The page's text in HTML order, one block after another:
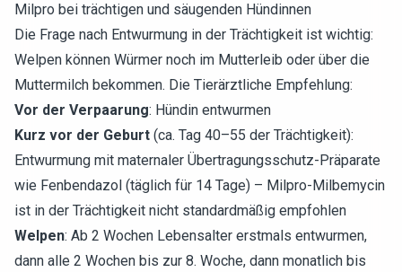
Milpro bei trächtigen und säugenden Hündinnen
Die Frage nach Entwurmung in der Trächtigkeit ist wichtig:
Welpen können Würmer noch im Mutterleib oder über die
Muttermilch bekommen. Die Tierärztliche Empfehlung:
Vor der Verpaarung: Hündin entwurmen
Kurz vor der Geburt (ca. Tag 40–55 der Trächtigkeit):
Entwurmung mit maternaler Übertragungsschutz-Präparate
wie Fenbendazol (täglich für 14 Tage) – Milpro-Milbemycin
ist in der Trächtigkeit nicht standardmäßig empfohlen
Welpen: Ab 2 Wochen Lebensalter erstmals entwurmen,
dann alle 2 Wochen bis zur 8. Woche, dann monatlich bis